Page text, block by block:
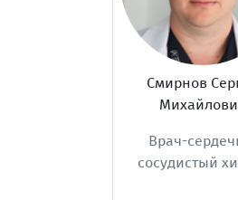
Смирнов
Врач-
сосудистый